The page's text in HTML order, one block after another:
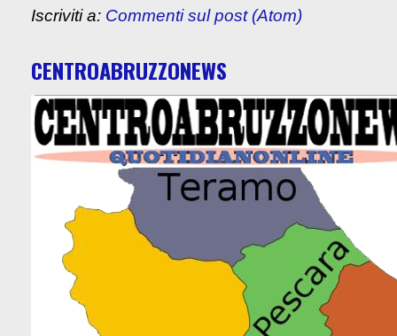
Iscriviti a: Commenti sul post (Atom)
CENTROABRUZZONEWS